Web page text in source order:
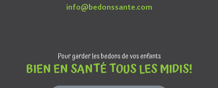
info@bedonssante.com
Pour garder les bedons de vos enfants
BIEN EN SANTÉ TOUS LES MIDIS!